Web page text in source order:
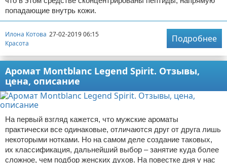
попадающие внутрь кожи.
Илона Котова 27-02-2019 06:15
Красота
Подробнее
Аромат Montblanc Legend Spirit. Отзывы,
цена, описание
На первый взгляд кажется, что мужские ароматы
практически все одинаковые, отличаются друг от друга лишь
некоторыми нотками. Но на самом деле создание таковых,
их классификация, дальнейший выбор – занятие куда более
сложное, чем подбор женских духов. На повестке дня у нас